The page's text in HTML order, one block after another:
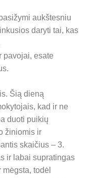
aukštesniu
daryti tai, kas
pavojai, esate
Šią dieną
kad ir ne
duoti puikių
žiniomis ir
skaičius – 3.
ir labai supratingas
todėl